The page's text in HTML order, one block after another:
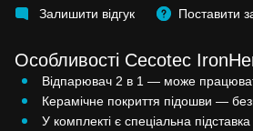
Залишити відгук Поставити
Особливості Cecotec
Відпарювач 2 в 1 — може
Керамічне покриття підошви —
У комплекті є спеціальна